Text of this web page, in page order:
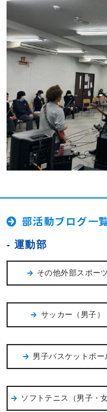
部活動ブログ一
運動部
その他外部スポーツ
サッカー（男子）
男子バスケットボー
ソフトテニス（男子・女